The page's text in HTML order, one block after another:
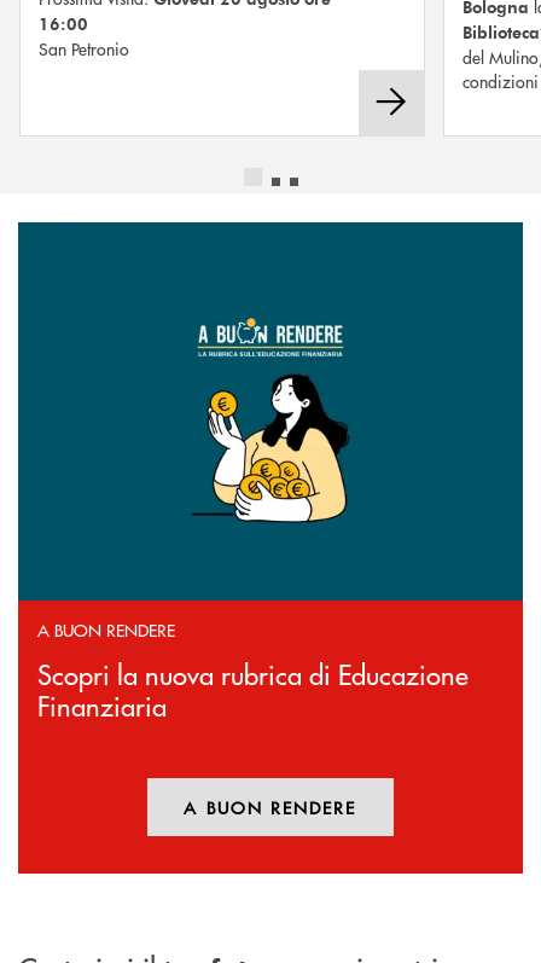
16:00
San Petronio
Bologna
Biblioteca
del
A BUON RENDERE
Scopri la nuova rubrica di Educazione
Finanziaria
A BUON RENDERE